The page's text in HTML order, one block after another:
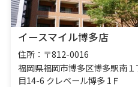
イースマイル博多店
住所：〒812-0016
福岡県福岡市博多区博多駅南１
目14-6 クレベール博多 1Ｆ